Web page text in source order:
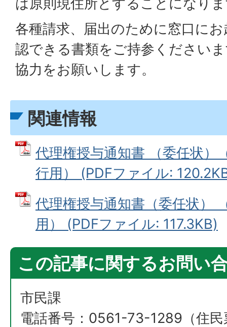
各種請求、届出のために窓口に
認できる書類をご持参ください
協力をお願いします。
関連情報
代理権授与通知書 （委任状）
行用） (PDFファイル:
代理権授与通知書（委任状）
用） (PDFファイル: 117.3KB)
この記事に関するお問い
市民課
電話番号：0561-73-1289（住